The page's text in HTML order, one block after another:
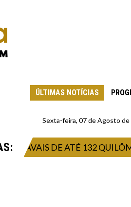
ÚLTIMAS NOTÍCIAS
Sexta-feira, 07 de Agosto
DE ATÉ 132